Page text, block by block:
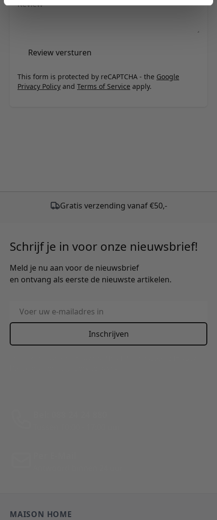
Review
Review versturen
This form is protected by reCAPTCHA - the Google
Privacy Policy and Terms of Service apply.
Schrijf je in voor onze nieuwsbrief!
Meld je nu aan voor de nieuwsbrief
en ontvang als eerste de nieuwste artikelen.
E-mailadres
Inschrijven
MAISON HOME